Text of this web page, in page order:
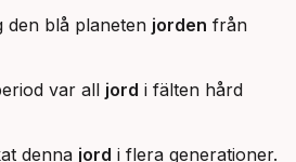
den blå planeten jorden från
var all jord i fälten hård
denna jord i flera generationer.